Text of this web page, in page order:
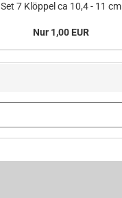
Set 7 Klöppel ca 10,4 - 11 cm
Nur 1,00 EUR